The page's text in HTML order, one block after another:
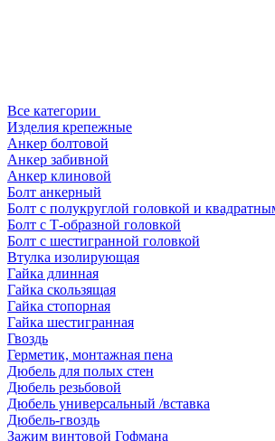
Все категории
Изделия крепежные
Анкер болтовой
Анкер забивной
Анкер клиновой
Болт анкерный
Болт с полукруглой головкой и
Болт с Т-образной головкой
Болт с шестигранной головкой
Втулка изолирующая
Гайка длинная
Гайка скользящая
Гайка стопорная
Гайка шестигранная
Гвоздь
Герметик, монтажная пена
Дюбель для полых стен
Дюбель резьбовой
Дюбель универсальный /вставка
Дюбель-гвоздь
Зажим винтовой Гофмана